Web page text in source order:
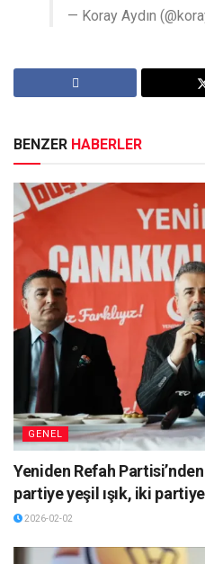
— Koray Aydın
BENZER HABERLER
GENEL
Yeniden Refah
partiye yeşil ışık, iki
2026-02-02